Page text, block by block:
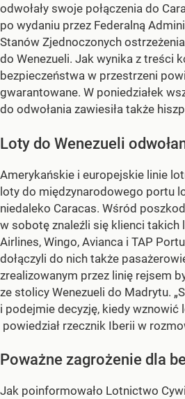
odwołały swoje połączenia do
po wydaniu przez Federalną
Stanów Zjednoczonych
do Wenezueli. Jak wynika z treści
bezpieczeństwa w przestrzeni
gwarantowane. W poniedziałek
do odwołania zawiesiła także
Loty do Wenezueli
Amerykańskie i europejskie linie
loty do międzynarodowego portu
niedaleko Caracas. Wśród
w sobotę znaleźli się klienci takich
Airlines, Wingo, Avianca i TAP
dołączyli do nich także
zrealizowanym przez linię rejsem
ze stolicy Wenezueli do Madrytu.
i podejmie decyzję, kiedy wznowić
powiedział rzecznik Iberii w
Poważne zagrożenie dla
Jak poinformowało Lotnictwo